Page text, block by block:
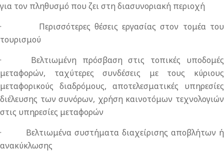
για τον πληθυσμό που ζει στη διασυνοριακή περιοχή
· Περισσότερες θέσεις εργασίας στον τομέα του
τουρισμού
· Βελτιωμένη πρόσβαση στις τοπικές υποδομές
μεταφορών, ταχύτερες συνδέσεις με τους κύριους
μεταφορικούς διαδρόμους, αποτελεσματικές υπηρεσίες
διέλευσης των συνόρων, χρήση καινοτόμων τεχνολογιών
στις υπηρεσίες μεταφορών
· Βελτιωμένα συστήματα διαχείρισης αποβλήτων ή
ανακύκλωσης